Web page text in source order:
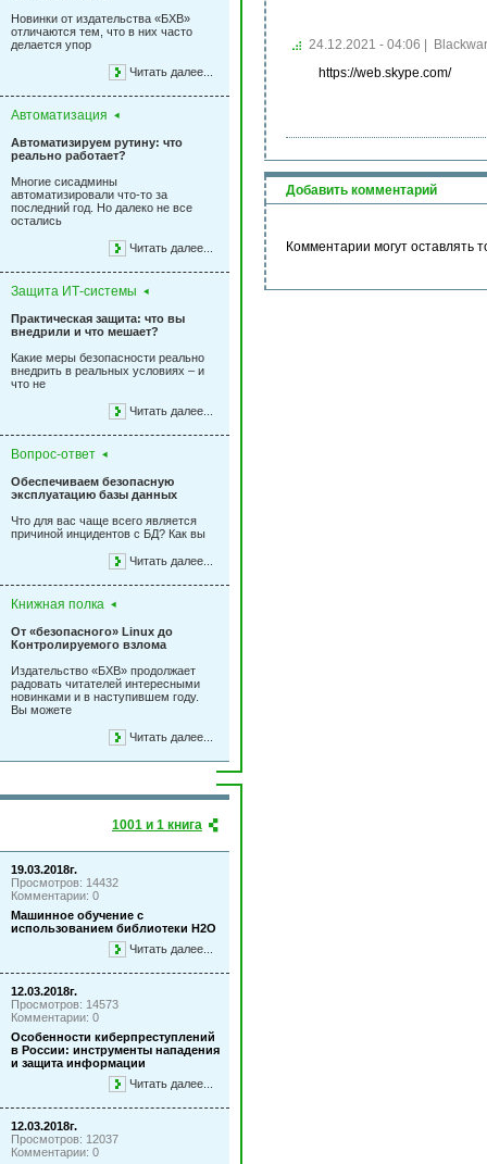
Новинки от издательства «БХВ»
отличаются тем, что в них часто
делается упор
Читать далее...
Автоматизация
Автоматизируем рутину: что
реально работает?
Многие сисадмины
автоматизировали что-то за
последний год. Но далеко не все
остались
Читать далее...
Защита ИТ-системы
Практическая защита: что вы
внедрили и что мешает?
Какие меры безопасности реально
внедрить в реальных условиях – и
что не
Читать далее...
Вопрос-ответ
Обеспечиваем безопасную
эксплуатацию базы данных
Что для вас чаще всего является
причиной инцидентов с БД? Как вы
Читать далее...
Книжная полка
От «безопасного» Linux до
Контролируемого взлома
Издательство «БХВ» продолжает
радовать читателей интересными
новинками и в наступившем году.
Вы можете
Читать далее...
1001 и 1 книга
19.03.2018г.
Просмотров: 14432
Комментарии: 0
Машинное обучение с
использованием библиотеки Н2О
Читать далее...
12.03.2018г.
Просмотров: 14573
Комментарии: 0
Особенности киберпреступлений
в России: инструменты нападения
и защита информации
Читать далее...
12.03.2018г.
Просмотров: 12037
Комментарии: 0
24.12.2021 - 04:06
https://web.skype.com/
Добавить комментарий
Комментарии могут оставлять